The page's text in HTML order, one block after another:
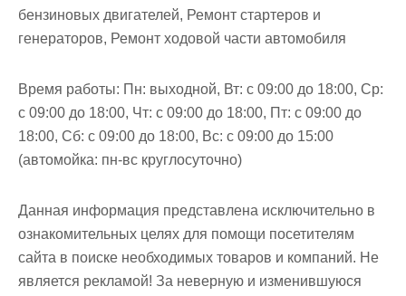
бензиновых двигателей, Ремонт стартеров и
генераторов, Ремонт ходовой части автомобиля
Время работы: Пн: выходной, Вт: с 09:00 до 18:00, Ср:
с 09:00 до 18:00, Чт: с 09:00 до 18:00, Пт: с 09:00 до
18:00, Сб: с 09:00 до 18:00, Вс: с 09:00 до 15:00
(автомойка: пн-вс круглосуточно)
Данная информация представлена исключительно в
ознакомительных целях для помощи посетителям
сайта в поиске необходимых товаров и компаний. Не
является рекламой! За неверную и изменившуюся